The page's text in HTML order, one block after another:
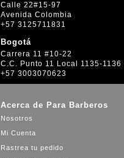
Calle 22#15-97
Avenida Colombia
+57 3125711831
Bogotá
Carrera 11 #10-22
C.C. Punto 11 Local 1135-1136
+57 3003070623
Acerca de Para Barberos
Nosotros
Mi Cuenta
Rastrea tu pedido